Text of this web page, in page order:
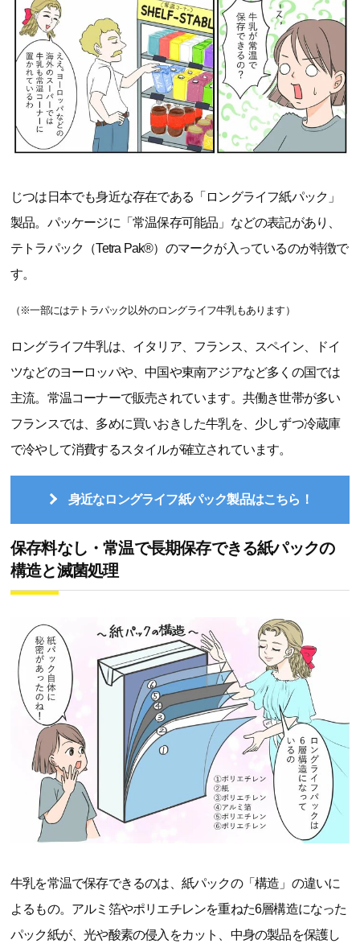
じつは日本でも身近な存在である「ロングライフ紙パック」
製品。パッケージに「常温保存可能品」などの表記があり、
テトラパック（Tetra Pak®）のマークが入っているのが特徴で
す。
（※一部にはテトラパック以外のロングライフ牛乳もあります）
ロングライフ牛乳は、イタリア、フランス、スペイン、ドイ
ツなどのヨーロッパや、中国や東南アジアなど多くの国では
主流。常温コーナーで販売されています。共働き世帯が多い
フランスでは、多めに買いおきした牛乳を、少しずつ冷蔵庫
で冷やして消費するスタイルが確立されています。
身近なロングライフ紙パック製品はこちら！
保存料なし・常温で長期保存できる紙パックの
構造と滅菌処理
牛乳を常温で保存できるのは、紙パックの「構造」の違いに
よるもの。アルミ箔やポリエチレンを重ねた6層構造になった
パック紙が、光や酸素の侵入をカット、中身の製品を保護し